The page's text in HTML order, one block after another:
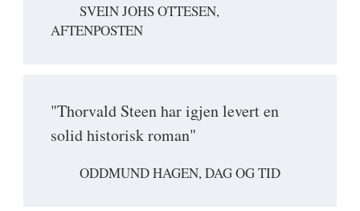
SVEIN JOHS OTTESEN,
AFTENPOSTEN
"Thorvald Steen har igjen levert en
solid historisk roman"
ODDMUND HAGEN, DAG OG TID